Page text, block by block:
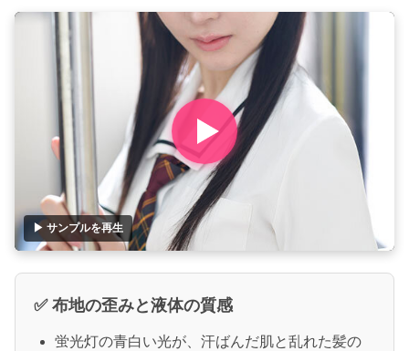
▶ サンプルを再生
✅ 布地の歪みと液体の質感
蛍光灯の青白い光が、汗ばんだ肌と乱れた髪の